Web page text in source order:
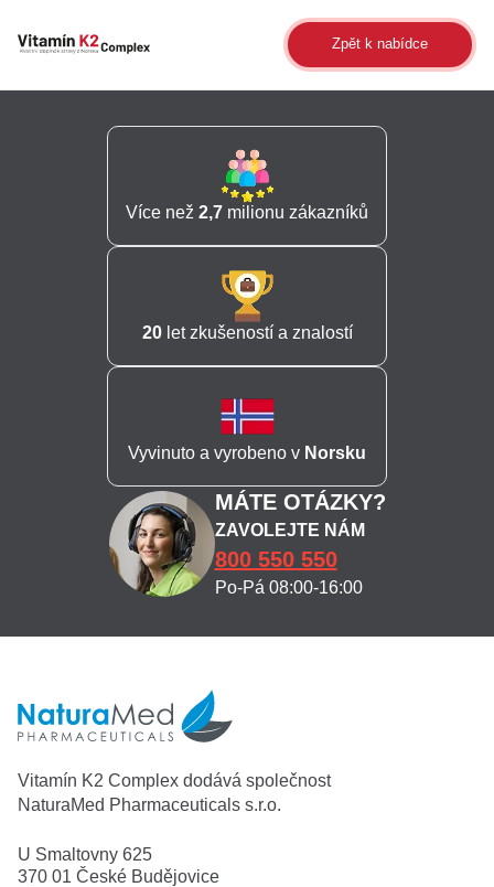
Zpět k nabídce
Více než 2,7 milionu zákazníků
20let zkušeností a znalostí
Vyvinuto a vyrobeno v Norsku
MÁTE OTÁZKY?
ZAVOLEJTE NÁM
800 550 550
Po-Pá 08:00-16:00
Vitamín K2 Complex dodává společnost
NaturaMed Pharmaceuticals s.r.o.
U Smaltovny 625
370 01 České Budějovice